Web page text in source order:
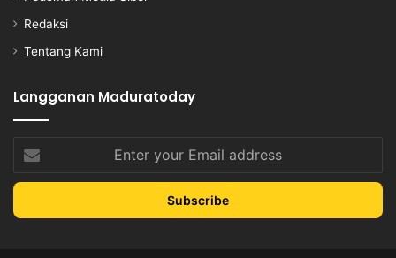
Redaksi
Tentang Kami
Langganan Maduratoday
Enter
your
Email